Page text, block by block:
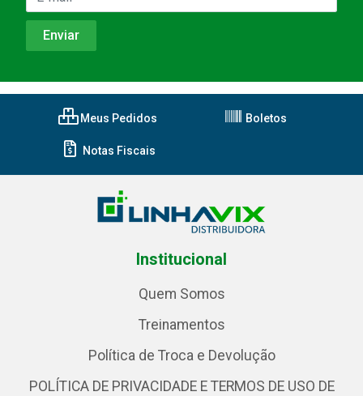
Meus Pedidos Boletos
Notas Fiscais
Institucional
Quem Somos
Treinamentos
Política de Troca e Devolução
POLÍTICA DE PRIVACIDADE E TERMOS DE USO DE